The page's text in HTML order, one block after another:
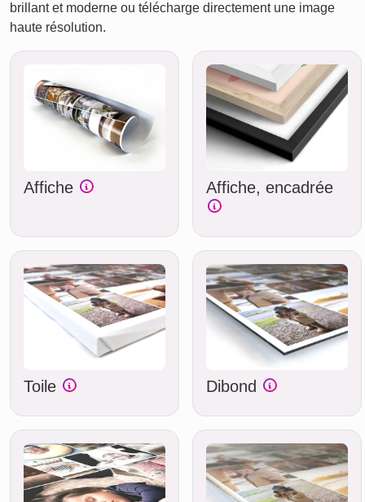
brillant et moderne ou télécharge directement une image
haute résolution.
Affiche Affiche, encadrée
Toile Dibond